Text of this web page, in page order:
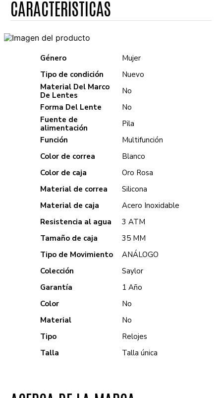
Género
Mujer
Tipo de condición
Nuevo
Material Del Marco
De Lentes
No
Forma Del Lente
No
Fuente de
alimentación
Pila
Función
Multifunción
Color de correa
Blanco
Color de caja
Oro Rosa
Material de correa
Silicona
Material de caja
Acero Inoxidable
Resistencia al agua
3 ATM
Tamaño de caja
35 MM
Tipo de Movimiento
ANÁLOGO
Colección
Saylor
Garantía
1 Año
Color
No
Material
No
Tipo
Relojes
Talla
Talla única